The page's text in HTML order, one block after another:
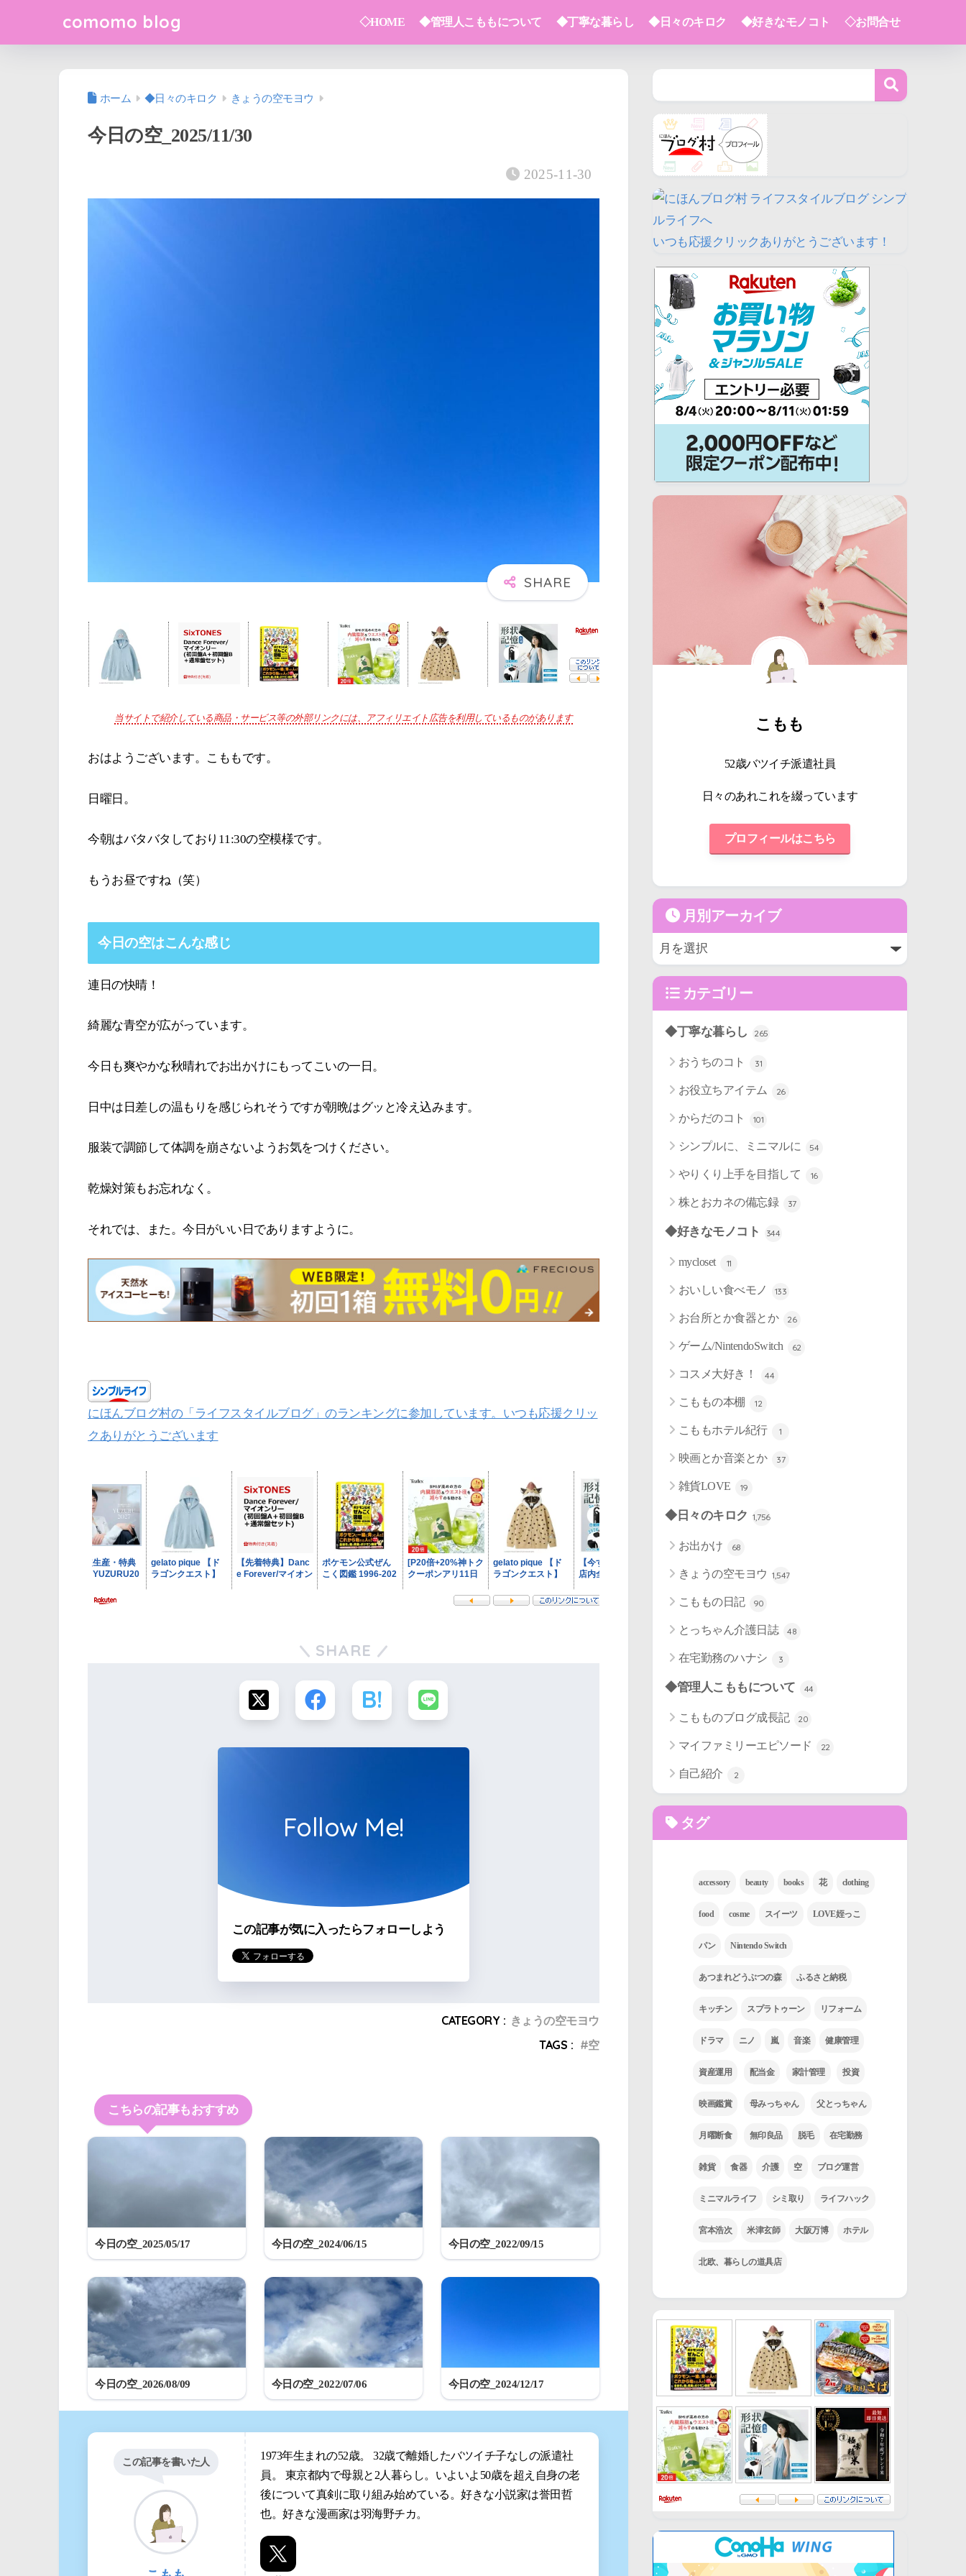
comomo blog ◇HOME ◆管理人こももについて ◆丁寧な暮らし ◆日々のキロク ◆好きなモノコト ◇お問合せ
ホーム ◆日々のキロク きょうの空モヨウ
今日の空_2025/11/30
2025-11-30
当サイトで紹介している商品・サービス等の外部リンクには、アフィリエイト広告を利用しているものがあります
おはようございます。こももです。
日曜日。
今朝はバタバタしており11:30の空模様です。
もうお昼ですね（笑）
今日の空はこんな感じ
連日の快晴！
綺麗な青空が広がっています。
今日も爽やかな秋晴れでお出かけにもってこいの一日。
日中は日差しの温もりを感じられそうですが朝晩はグッと冷え込みます。
服装で調節して体調を崩さないようお気をつけください。
乾燥対策もお忘れなく。
それでは、また。今日がいい日でありますように。
にほんブログ村の「ライフスタイルブログ」のランキングに参加しています。いつも応援クリッ
クありがとうございます
SHARE
Follow Me!
この記事が気に入ったらフォローしよう
CATEGORY : きょうの空モヨウ
TAGS :
空
こちらの記事もおすすめ
今日の空_2025/05/17 今日の空_2024/06/15 今日の空_2022/09/15
今日の空_2026/08/09 今日の空_2022/07/06 今日の空_2024/12/17
この記事を書いた人
1973年生まれの52歳。 32歳で離婚したバツイチ子なしの派遣社
員。 東京都内で母親と2人暮らし。いよいよ50歳を超え自身の老
後について真剣に取り組み始めている。好きな小説家は誉田哲
也。好きな漫画家は羽海野チカ。
いつも応援クリックありがとうございます！
こもも
52歳バツイチ派遣社員
日々のあれこれを綴っています
プロフィールはこちら
月別アーカイブ
カテゴリー
◆丁寧な暮らし 265
おうちのコト 31
お役立ちアイテム 26
からだのコト 101
シンプルに、ミニマルに 54
やりくり上手を目指して 16
株とおカネの備忘録 37
◆好きなモノコト 344
mycloset 11
おいしい食べモノ 133
お台所とか食器とか 26
ゲーム/NintendoSwitch 62
コスメ大好き！ 44
こももの本棚 12
こももホテル紀行 1
映画とか音楽とか 37
雑貨LOVE 19
◆日々のキロク 1,756
お出かけ 68
きょうの空モヨウ 1,547
こももの日記 90
とっちゃん介護日誌 48
在宅勤務のハナシ 3
◆管理人こももについて 44
こもものブログ成長記 20
マイファミリーエピソード 22
自己紹介 2
タグ
accessory beauty books 花 clothing
food cosme スイーツ LOVE姪っこ
パン Nintendo Switch
あつまれどうぶつの森 ふるさと納税
キッチン スプラトゥーン リフォーム
ドラマ ニノ 嵐 音楽 健康管理
資産運用 配当金 家計管理 投資
映画鑑賞 母みっちゃん 父とっちゃん
月曜断食 無印良品 脱毛 在宅勤務
雑貨 食器 介護 空 ブログ運営
ミニマルライフ シミ取り ライフハック
宮本浩次 米津玄師 大阪万博 ホテル
北欧、暮らしの道具店